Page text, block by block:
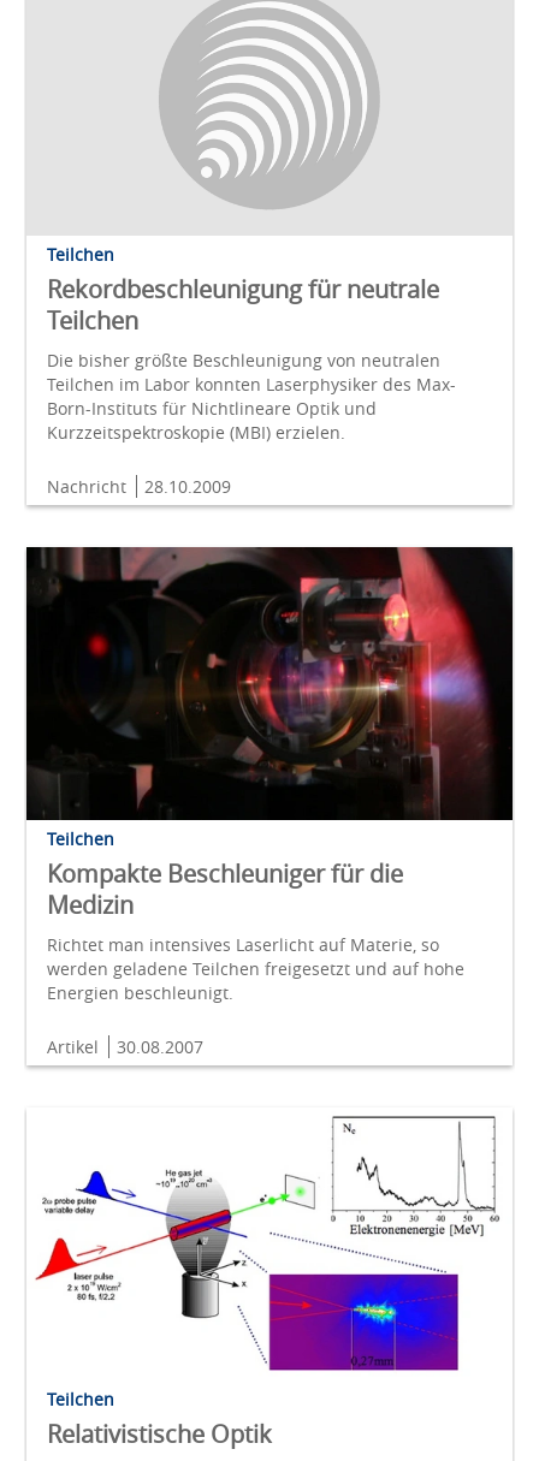
Teilchen
Rekordbeschleunigung für neutrale
Teilchen
Die bisher größte Beschleunigung von neutralen
Teilchen im Labor konnten Laserphysiker des Max-
Born-Instituts für Nichtlineare Optik und
Kurzzeitspektroskopie (MBI) erzielen.
Nachricht 28.10.2009
Teilchen
Kompakte Beschleuniger für die
Medizin
Richtet man intensives Laserlicht auf Materie, so
werden geladene Teilchen freigesetzt und auf hohe
Energien beschleunigt.
Artikel 30.08.2007
Teilchen
Relativistische Optik